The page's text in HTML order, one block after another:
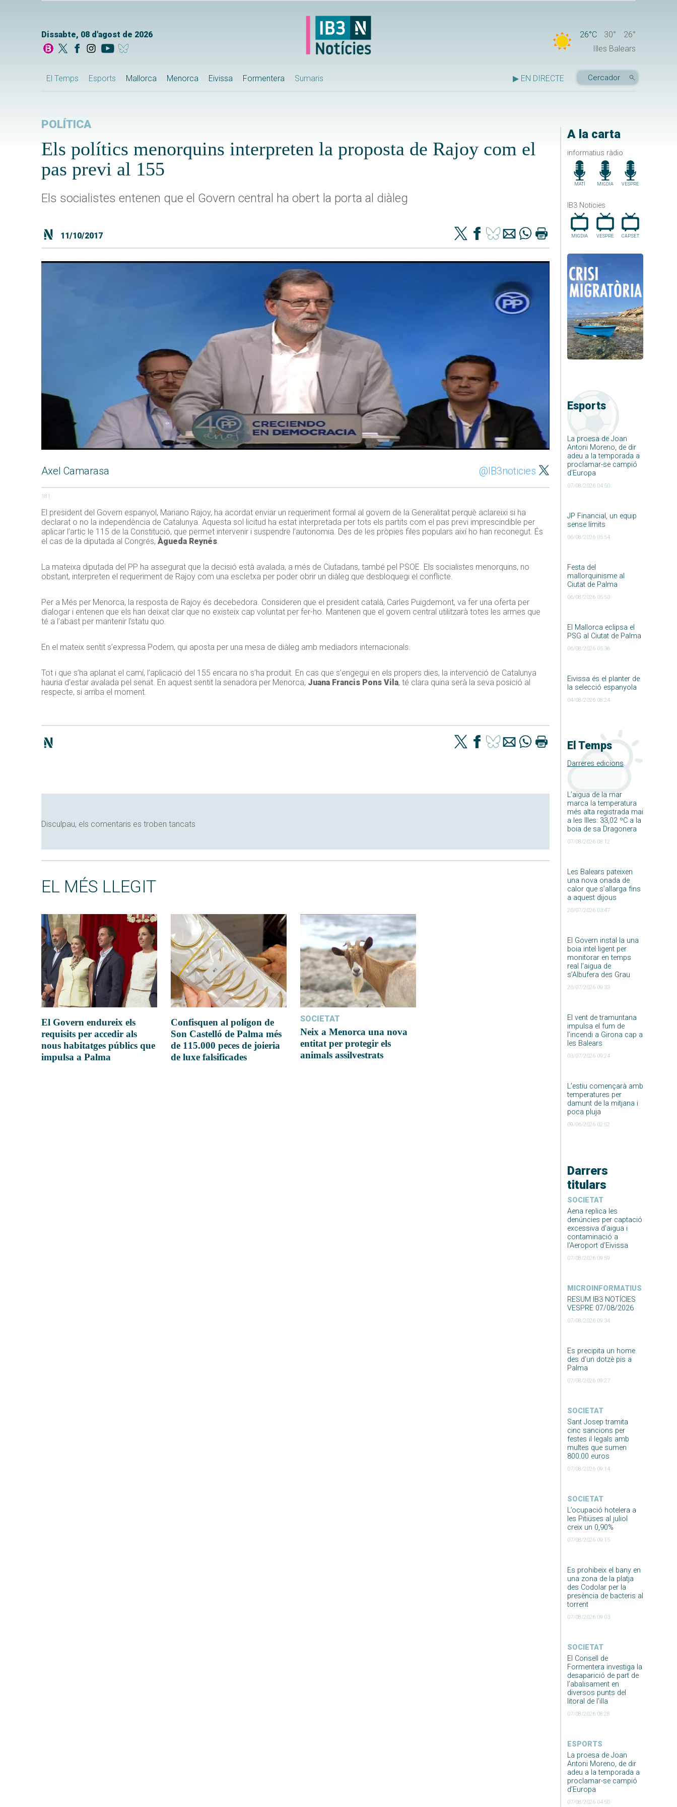
Dissabte, 08 d'agost de 2026 26°C 30°
26°
Illes Balears
El Temps Esports Mallorca Menorca Eivissa Formentera Sumaris ▶ EN DIRECTE
A la carta
informatius ràdio
MATÍ MIGDIA VESPRE
IB3 Noticies
MIGDIA VESPRE CAP.SET
Esports
La proesa de Joan
Antoni Moreno, de dir
adeu a la temporada a
proclamar-se campió
d’Europa
07/08/2026 04:50
JP Financial, un equip
sense límits
06/08/2026 05:54
Festa del
mallorquinisme al
Ciutat de Palma
06/08/2026 05:50
El Mallorca eclipsa el
PSG al Ciutat de Palma
06/08/2026 05:36
Eivissa és el planter de
la selecció espanyola
04/08/2026 08:24
El Temps
Darreres edicions
L’aigua de la mar
marca la temperatura
més alta registrada mai
a les Illes: 33,02 ºC a la
boia de sa Dragonera
07/08/2026 08:12
Les Balears pateixen
una nova onada de
calor que s’allarga fins
a aquest dijous
20/07/2026 03:47
El Govern instal·la una
boia intel·ligent per
monitorar en temps
real l’aigua de
s’Albufera des Grau
20/07/2026 09:33
El vent de tramuntana
impulsa el fum de
l’incendi a Girona cap a
les Balears
03/07/2026 09:24
L’estiu començarà amb
temperatures per
damunt de la mitjana i
poca pluja
09/06/2026 02:52
Darrers
titulars
SOCIETAT
Aena replica les
denúncies per captació
excessiva d’aigua i
contaminació a
l’Aeroport d’Eivissa
07/08/2026 09:59
MICROINFORMATIUS
RESUM IB3 NOTÍCIES
VESPRE 07/08/2026
07/08/2026 09:34
Es precipita un home
des d’un dotzè pis a
Palma
07/08/2026 09:27
SOCIETAT
Sant Josep tramita
cinc sancions per
festes il·legals amb
multes que sumen
800.00 euros
07/08/2026 09:14
SOCIETAT
L’ocupació hotelera a
les Pitiüses al juliol
creix un 0,90%
07/08/2026 09:15
Es prohibeix el bany en
una zona de la platja
des Codolar per la
presència de bacteris al
torrent
07/08/2026 09:03
SOCIETAT
El Consell de
Formentera investiga la
desaparició de part de
l’abalisament en
diversos punts del
litoral de l’illa
07/08/2026 08:28
ESPORTS
La proesa de Joan
Antoni Moreno, de dir
adeu a la temporada a
proclamar-se campió
d’Europa
07/08/2026 04:50
POLÍTICA
Els polítics menorquins interpreten la proposta de Rajoy com el
pas previ al 155
Els socialistes entenen que el Govern central ha obert la porta al diàleg
11/10/2017
Axel Camarasa @IB3noticies
181
El president del Govern espanyol, Mariano Rajoy, ha acordat enviar un requeriment formal al govern de la Generalitat perquè aclareixi si ha
declarat o no la independència de Catalunya. Aquesta sol·licitud ha estat interpretada per tots els partits com el pas previ imprescindible per
aplicar l’artic le 115 de la Constitució, que permet intervenir i suspendre l’autonomia. Des de les pròpies files populars així ho han reconegut. És
el cas de la diputada al Congrés, Àgueda Reynés.
La mateixa diputada del PP ha assegurat que la decisió està avalada, a més de Ciutadans, també pel PSOE. Els socialistes menorquins, no
obstant, interpreten el requeriment de Rajoy com una escletxa per poder obrir un diàleg que desbloquegi el conflicte.
Per a Més per Menorca, la resposta de Rajoy és decebedora. Consideren que el president català, Carles Puigdemont, va fer una oferta per
dialogar i entenen que els han deixat clar que no existeix cap voluntat per fer-ho. Mantenen que el govern central utilitzarà totes les armes que
té a l’abast per mantenir l’statu quo.
En el mateix sentit s’expressa Podem, qui aposta per una mesa de diàleg amb mediadors internacionals.
Tot i que s’ha aplanat el camí, l’aplicació del 155 encara no s’ha produït. En cas que s’engegui en els propers dies, la intervenció de Catalunya
hauria d’estar avalada pel senat. En aquest sentit la senadora per Menorca, Juana Francis Pons Vila, té clara quina serà la seva posició al
respecte, si arriba el moment.
Disculpau, els comentaris es troben tancats
EL MÉS LLEGIT
El Govern endureix els
requisits per accedir als
nous habitatges públics que
impulsa a Palma
Confisquen al polígon de
Son Castelló de Palma més
de 115.000 peces de joieria
de luxe falsificades
SOCIETAT
Neix a Menorca una nova
entitat per protegir els
animals assilvestrats